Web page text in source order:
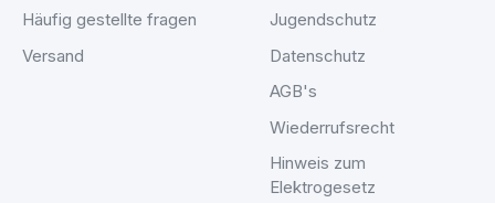
Häufig gestellte fragen
Versand
Jugendschutz
Datenschutz
AGB's
Wiederrufsrecht
Hinweis zum
Elektrogesetz